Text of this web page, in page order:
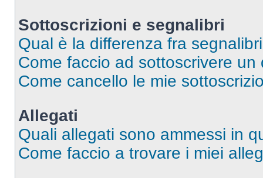
Sottoscrizioni e segnalibri
Qual è la differenza fra
Come faccio ad sottoscrivere
Come cancello le mie
Allegati
Quali allegati sono ammessi in
Come faccio a trovare i miei